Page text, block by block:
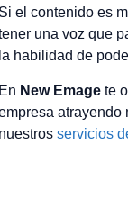
Si el contenido es
una voz que
la habilidad de
En New Emage te
nuestrosservicios